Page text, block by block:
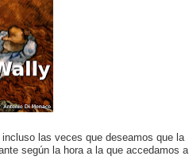
las veces que deseamos que la
según la hora a la que accedamos a